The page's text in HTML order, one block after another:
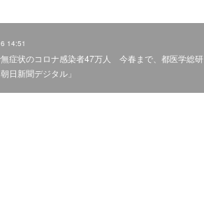
14:51
無症状のコロナ感染者47万人 今春まで、都医学総研
日新聞デジタル」